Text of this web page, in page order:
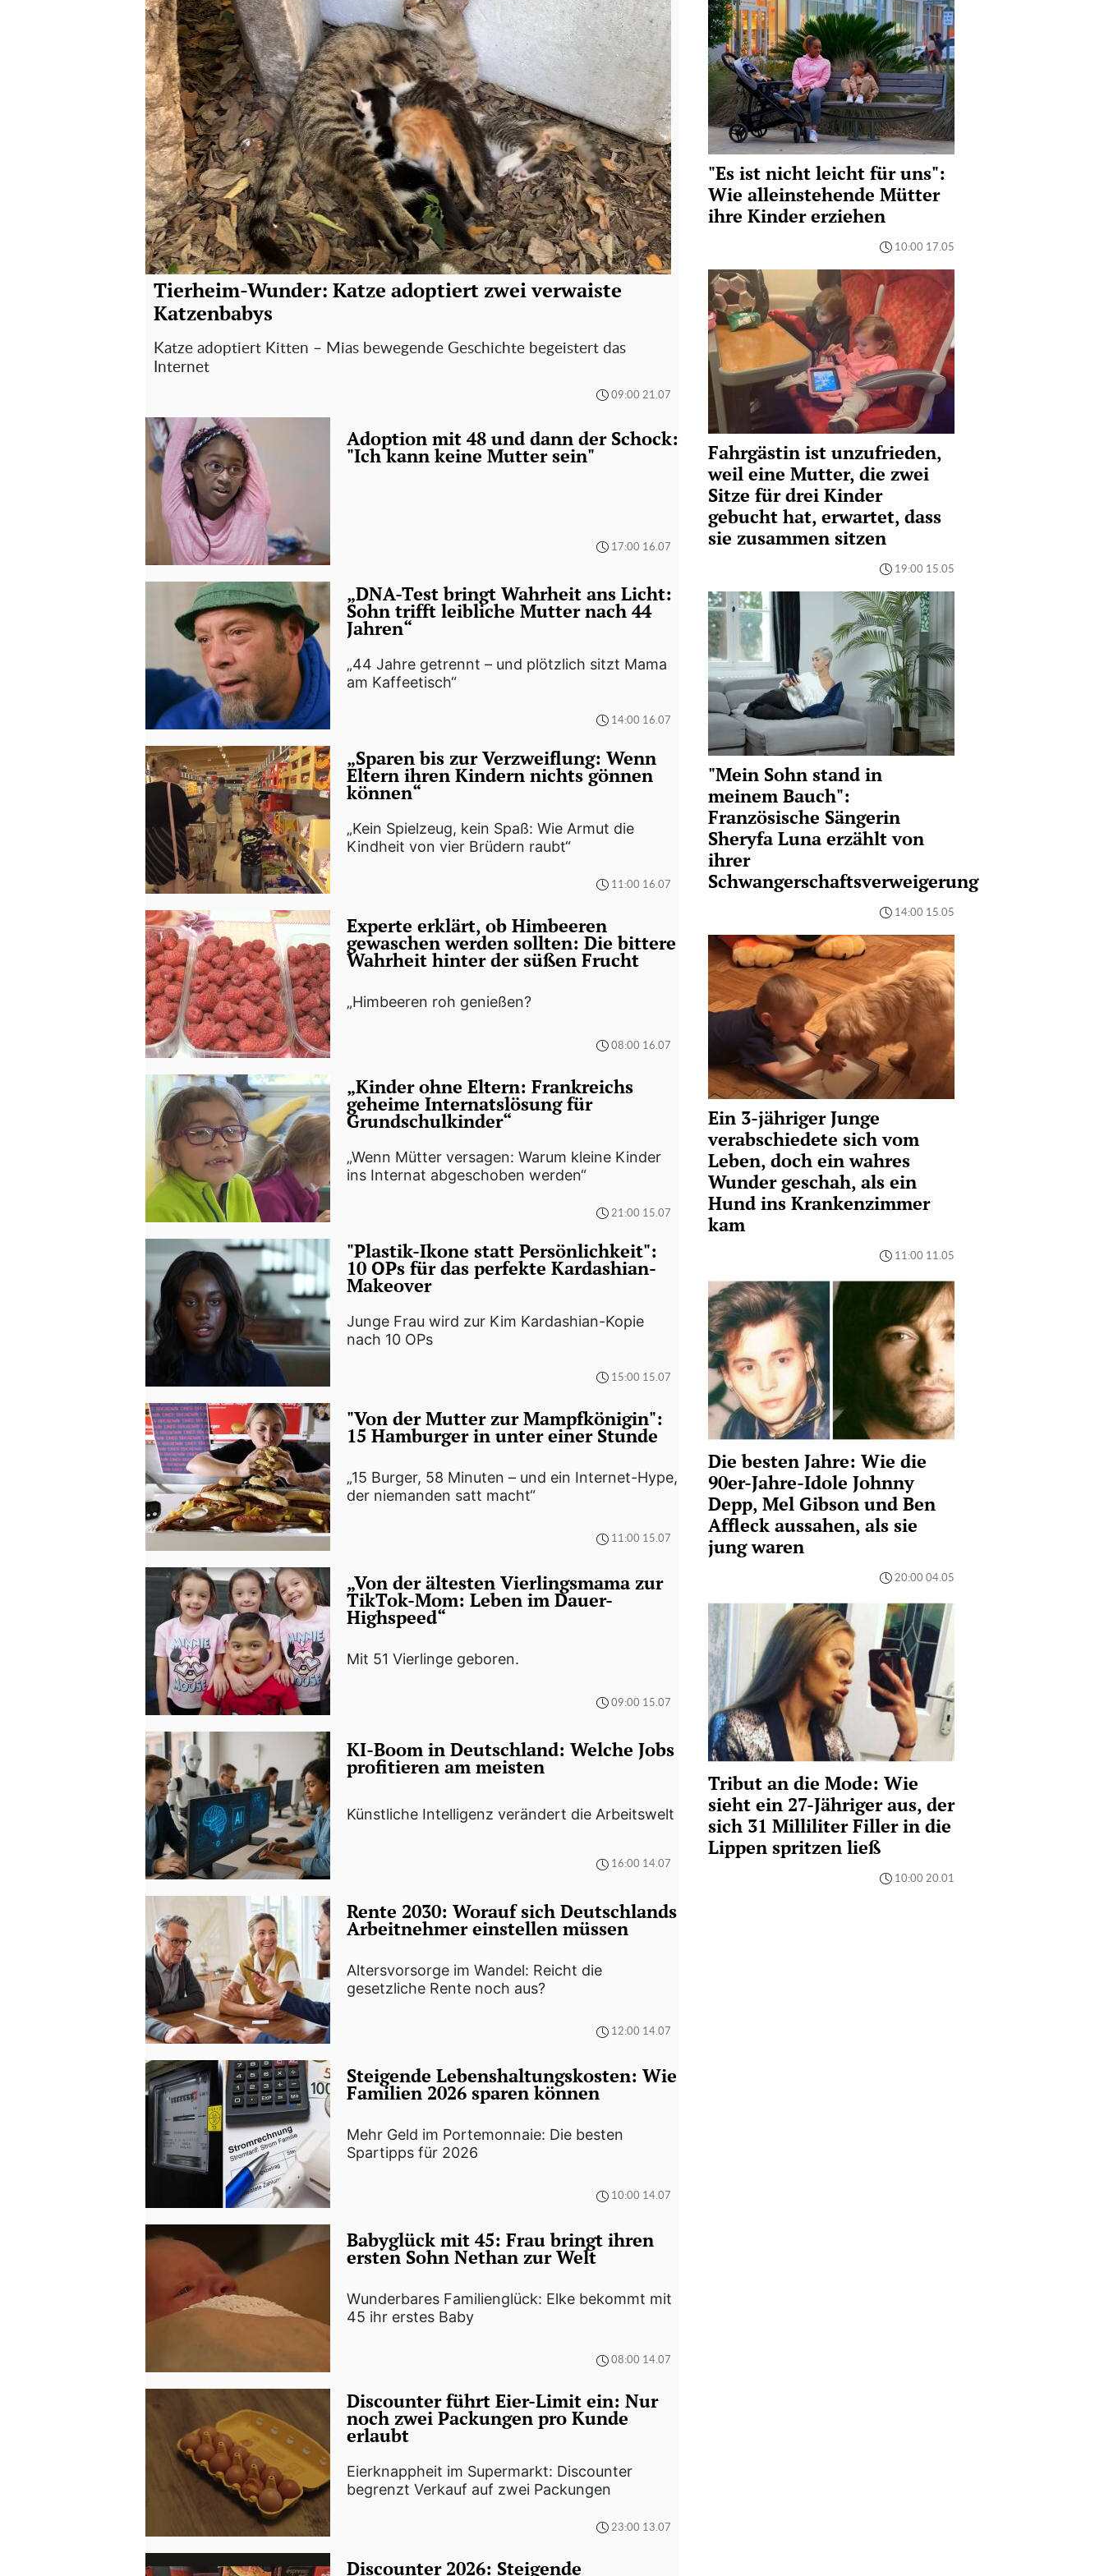
haben
Tierheim-Wunder: Katze adoptiert zwei verwaiste
Katzenbabys
Katze adoptiert Kitten – Mias bewegende Geschichte begeistert das
Internet
09:00 21.07
Adoption mit 48 und dann der Schock:
"Ich kann keine Mutter sein"
17:00 16.07
„DNA-Test bringt Wahrheit ans Licht:
Sohn trifft leibliche Mutter nach 44
Jahren“
„44 Jahre getrennt – und plötzlich sitzt Mama
am Kaffeetisch“
14:00 16.07
„Sparen bis zur Verzweiflung: Wenn
Eltern ihren Kindern nichts gönnen
können“
„Kein Spielzeug, kein Spaß: Wie Armut die
Kindheit von vier Brüdern raubt“
11:00 16.07
Experte erklärt, ob Himbeeren
gewaschen werden sollten: Die bittere
Wahrheit hinter der süßen Frucht
„Himbeeren roh genießen?
08:00 16.07
„Kinder ohne Eltern: Frankreichs
geheime Internatslösung für
Grundschulkinder“
„Wenn Mütter versagen: Warum kleine Kinder
ins Internat abgeschoben werden“
21:00 15.07
"Plastik-Ikone statt Persönlichkeit":
10 OPs für das perfekte Kardashian-
Makeover
Junge Frau wird zur Kim Kardashian-Kopie
nach 10 OPs
15:00 15.07
"Von der Mutter zur Mampfkönigin":
15 Hamburger in unter einer Stunde
„15 Burger, 58 Minuten – und ein Internet-Hype,
der niemanden satt macht“
11:00 15.07
„Von der ältesten Vierlingsmama zur
TikTok-Mom: Leben im Dauer-
Highspeed“
Mit 51 Vierlinge geboren.
09:00 15.07
KI-Boom in Deutschland: Welche Jobs
profitieren am meisten
Künstliche Intelligenz verändert die Arbeitswelt
16:00 14.07
Rente 2030: Worauf sich Deutschlands
Arbeitnehmer einstellen müssen
Altersvorsorge im Wandel: Reicht die
gesetzliche Rente noch aus?
12:00 14.07
Steigende Lebenshaltungskosten: Wie
Familien 2026 sparen können
Mehr Geld im Portemonnaie: Die besten
Spartipps für 2026
10:00 14.07
Babyglück mit 45: Frau bringt ihren
ersten Sohn Nethan zur Welt
Wunderbares Familienglück: Elke bekommt mit
45 ihr erstes Baby
08:00 14.07
Discounter führt Eier-Limit ein: Nur
noch zwei Packungen pro Kunde
erlaubt
Eierknappheit im Supermarkt: Discounter
begrenzt Verkauf auf zwei Packungen
23:00 13.07
Discounter 2026: Steigende
"Es ist nicht leicht für uns":
Wie alleinstehende Mütter
ihre Kinder erziehen
10:00 17.05
Fahrgästin ist unzufrieden,
weil eine Mutter, die zwei
Sitze für drei Kinder
gebucht hat, erwartet, dass
sie zusammen sitzen
19:00 15.05
"Mein Sohn stand in
meinem Bauch":
Französische Sängerin
Sheryfa Luna erzählt von
ihrer
Schwangerschaftsverweigerung
14:00 15.05
Ein 3-jähriger Junge
verabschiedete sich vom
Leben, doch ein wahres
Wunder geschah, als ein
Hund ins Krankenzimmer
kam
11:00 11.05
Die besten Jahre: Wie die
90er-Jahre-Idole Johnny
Depp, Mel Gibson und Ben
Affleck aussahen, als sie
jung waren
20:00 04.05
Tribut an die Mode: Wie
sieht ein 27-Jähriger aus, der
sich 31 Milliliter Filler in die
Lippen spritzen ließ
10:00 20.01